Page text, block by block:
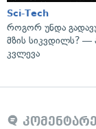
Sci-Tech
როგორ უნდა
მზის სიკვდილს? —
კვლევა